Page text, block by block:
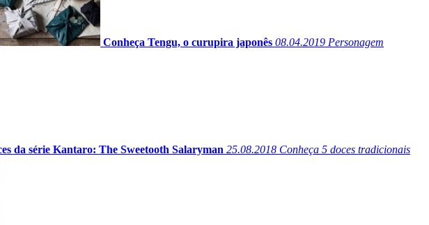
Conheça Tengu, o curupira japonês 08.04.2019 Personagem
da série Kantaro: The Sweetooth Salaryman 25.08.2018 Conheça 5 doces tradicionais